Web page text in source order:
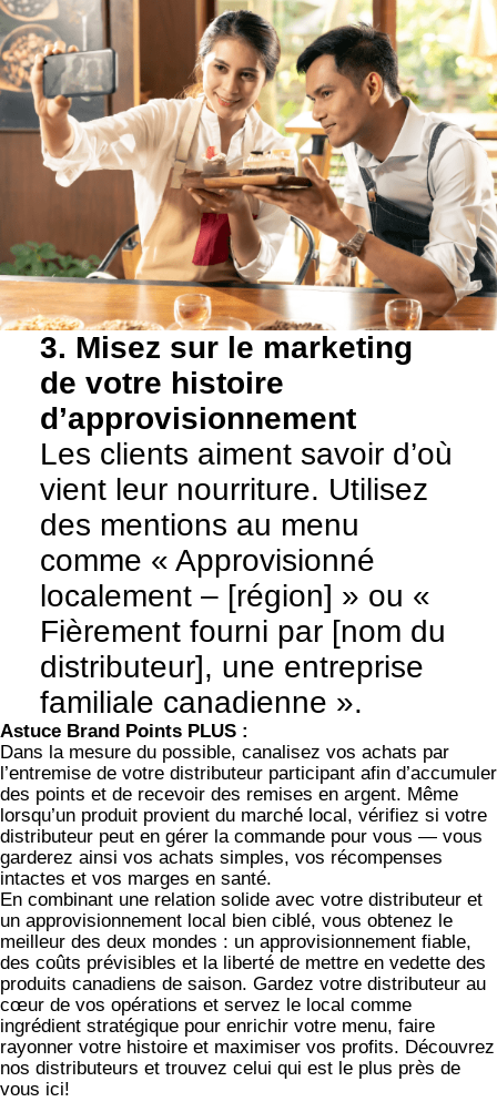
3. Misez sur le marketing
de votre histoire
d’approvisionnement
Les clients aiment savoir d’où
vient leur nourriture. Utilisez
des mentions au menu
comme « Approvisionné
localement – [région] » ou «
Fièrement fourni par [nom du
distributeur], une entreprise
familiale canadienne ».
Astuce Brand Points PLUS :
Dans la mesure du possible, canalisez vos achats par
l’entremise de votre distributeur participant afin d’accumuler
des points et de recevoir des remises en argent. Même
lorsqu’un produit provient du marché local, vérifiez si votre
distributeur peut en gérer la commande pour vous — vous
garderez ainsi vos achats simples, vos récompenses
intactes et vos marges en santé.
En combinant une relation solide avec votre distributeur et
un approvisionnement local bien ciblé, vous obtenez le
meilleur des deux mondes : un approvisionnement fiable,
des coûts prévisibles et la liberté de mettre en vedette des
produits canadiens de saison. Gardez votre distributeur au
cœur de vos opérations et servez le local comme
ingrédient stratégique pour enrichir votre menu, faire
rayonner votre histoire et maximiser vos profits. Découvrez
nos distributeurs et trouvez celui qui est le plus près de
vous ici!